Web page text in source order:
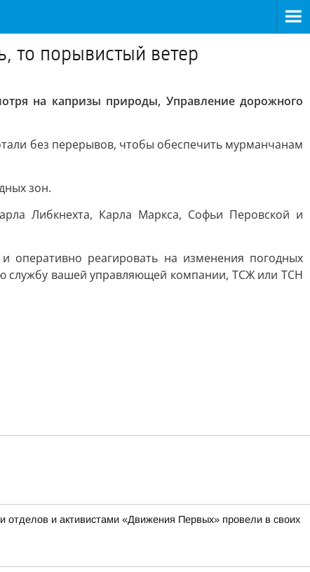
то порывистый ветер
на капризы природы, Управление дорожного
без перерывов, чтобы обеспечить мурманчанам
зон.
Либкнехта, Карла Маркса, Софьи Перовской и
оперативно реагировать на изменения погодных
службу вашей управляющей компании, ТСЖ или ТСН
и активистами «Движения Первых» провели в своих